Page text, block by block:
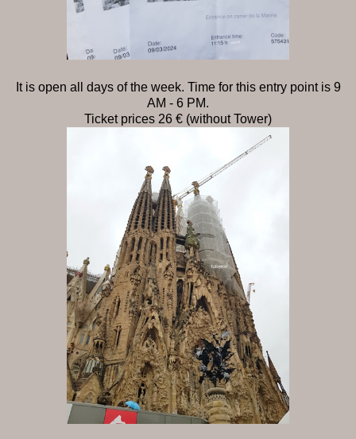
It is open all days of the week. Time for this entry point is 9
AM - 6 PM.
Ticket prices 26 € (without Tower)